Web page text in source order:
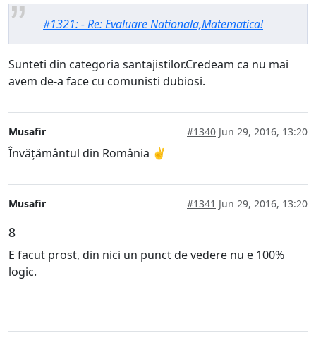
#1321: - Re: Evaluare Nationala,Matematica!
Sunteti din categoria santajistilor.Credeam ca nu mai
avem de-a face cu comunisti dubiosi.
Musafir #1340 Jun 29, 2016, 13:20
Învățământul din România ✌
Musafir #1341 Jun 29, 2016, 13:20
8
E facut prost, din nici un punct de vedere nu e 100%
logic.